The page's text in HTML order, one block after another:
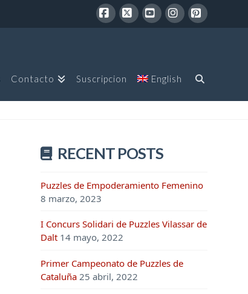
Contacto Suscripcion English
RECENT POSTS
Puzzles de Empoderamiento Femenino
8 marzo, 2023
I Concurs Solidari de Puzzles Vilassar de
Dalt 14 mayo, 2022
Primer Campeonato de Puzzles de
Cataluña 25 abril, 2022